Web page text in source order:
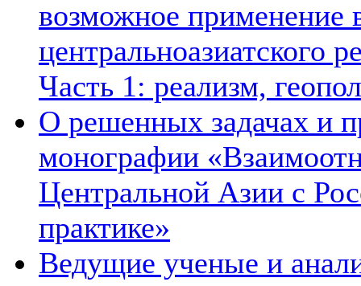
возможное применение
центральноазиатского
Часть 1: реализм,
О решенных задачах и
монографии
Центральной Азии с
практике»
Ведущие ученые и